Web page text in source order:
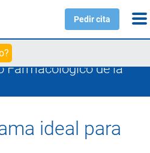
Pedir cita
Farmacológico de la
ideal para